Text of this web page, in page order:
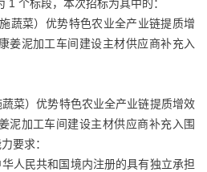
1 个标段，本次招标为其中的：
蔬菜）优势特色农业全产业链提质增
姜泥加工车间建设主材供应商补充入
菜）优势特色农业全产业链提质增效
泥加工车间建设主材供应商补充入围
要求：
华人民共和国境内注册的具有独立承担